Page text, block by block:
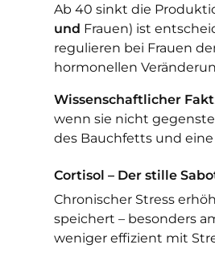
Ab 40 sinkt die
und Frauen) ist
regulieren bei Frauen
hormonellen
Wissenschaftlicher Fakt
wenn sie nicht
des Bauchfetts und
Cortisol – Der stille
Chronischer Stress
speichert – besonders
weniger effizient mit